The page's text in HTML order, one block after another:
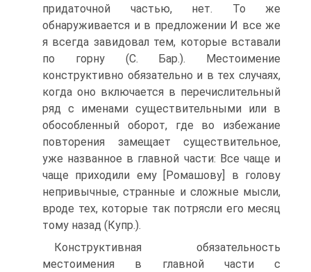
придаточной частью, нет. То же
обнаруживается и в предложении И все же
я всегда завидовал тем, которые вставали
по горну (С. Бар.). Местоимение
конструктивно обязательно и в тех случаях,
когда оно включается в перечислительный
ряд с именами существительными или в
обособленный оборот, где во избежание
повторения замещает существительное,
уже названное в главной части: Все чаще и
чаще приходили ему [Ромашову] в голову
непривычные, странные и сложные мысли,
вроде тех, которые так потрясли его месяц
тому назад (Купр.).
Конструктивная обязательность
местоимения в главной части с